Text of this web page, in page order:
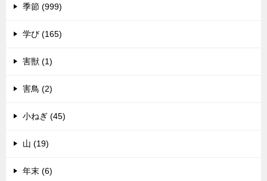
季節 (999)
学び (165)
害獣 (1)
害鳥 (2)
小ねぎ (45)
山 (19)
年末 (6)